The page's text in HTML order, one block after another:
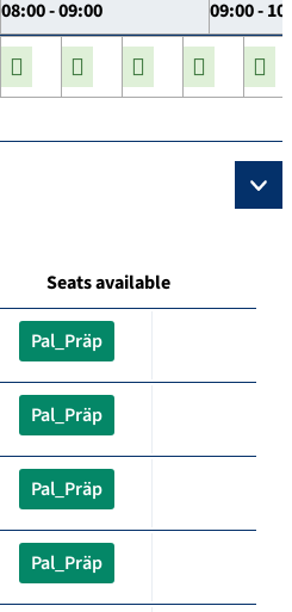
08:00 - 09:00 09:00 -
Seats available
Pal_Präp
Pal_Präp
Pal_Präp
Pal_Präp